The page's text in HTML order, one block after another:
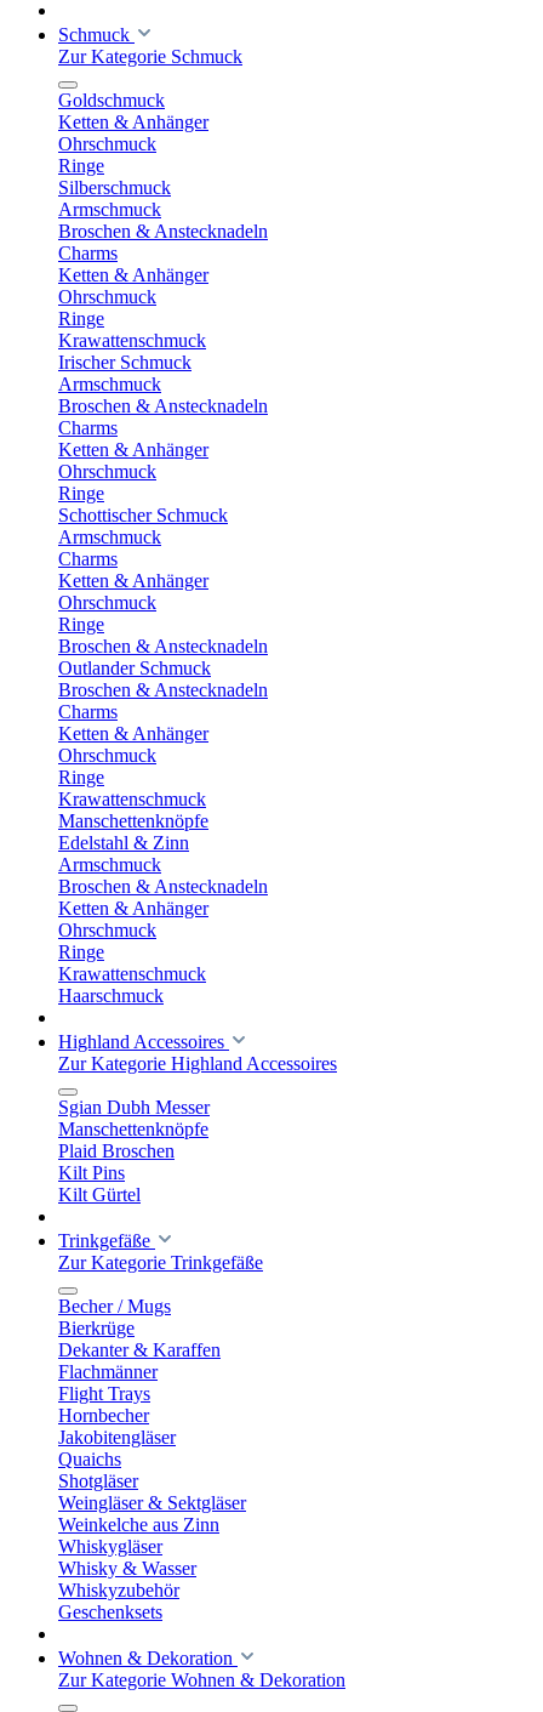
Schmuck
Zur Kategorie Schmuck
Goldschmuck
Ketten & Anhänger
Ohrschmuck
Ringe
Silberschmuck
Armschmuck
Broschen & Anstecknadeln
Charms
Ketten & Anhänger
Ohrschmuck
Ringe
Krawattenschmuck
Irischer Schmuck
Armschmuck
Broschen & Anstecknadeln
Charms
Ketten & Anhänger
Ohrschmuck
Ringe
Schottischer Schmuck
Armschmuck
Charms
Ketten & Anhänger
Ohrschmuck
Ringe
Broschen & Anstecknadeln
Outlander Schmuck
Broschen & Anstecknadeln
Charms
Ketten & Anhänger
Ohrschmuck
Ringe
Krawattenschmuck
Manschettenknöpfe
Edelstahl & Zinn
Armschmuck
Broschen & Anstecknadeln
Ketten & Anhänger
Ohrschmuck
Ringe
Krawattenschmuck
Haarschmuck
Highland Accessoires
Zur Kategorie Highland Accessoires
Sgian Dubh Messer
Manschettenknöpfe
Plaid Broschen
Kilt Pins
Kilt Gürtel
Trinkgefäße
Zur Kategorie Trinkgefäße
Becher / Mugs
Bierkrüge
Dekanter & Karaffen
Flachmänner
Flight Trays
Hornbecher
Jakobitengläser
Quaichs
Shotgläser
Weingläser & Sektgläser
Weinkelche aus Zinn
Whiskygläser
Whisky & Wasser
Whiskyzubehör
Geschenksets
Wohnen & Dekoration
Zur Kategorie Wohnen & Dekoration